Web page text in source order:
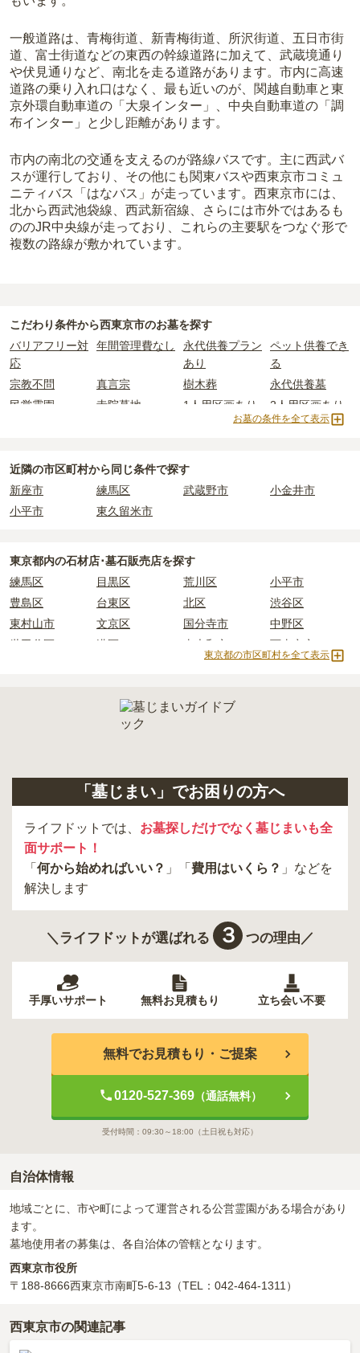
一般道路は、青梅街道、新青梅街道、所沢街道、五日市街
道、富士街道などの東西の幹線道路に加えて、武蔵境通り
や伏見通りなど、南北を走る道路があります。市内に高速
道路の乗り入れ口はなく、最も近いのが、関越自動車と東
京外環自動車道の「大泉インター」、中央自動車道の「調
布インター」と少し距離があります。
市内の南北の交通を支えるのが路線バスです。主に西武バ
スが運行しており、その他にも関東バスや西東京市コミュ
ニティバス「はなバス」が走っています。西東京市には、
北から西武池袋線、西武新宿線、さらには市外ではあるも
ののJR中央線が走っており、これらの主要駅をつなぐ形で
複数の路線が敷かれています。
こだわり条件から西東京市のお墓を探す
バリアフリー対
応
年間管理費なし
永代供養プラン
あり
ペット供養でき
る
宗教不問
真言宗 樹木葬
永代供養墓
民営霊園
寺院墓地 1人用区画あり 2人用区画あり
お墓の条件を全て表示
近隣の市区町村から同じ条件で探す
新座市
練馬区 武蔵野市
小金井市
小平市
東久留米市
東京都内の石材店･墓石販売店を探す
練馬区
目黒区 荒川区
小平市
豊島区
台東区 北区
渋谷区
東村山市
文京区 国分寺市
中野区
世田谷区
港区 東大和市
西東京市
町田市 府中市
昭島市
葛飾区 墨田区
杉並区
東京都の市区町村を全て表示
「墓じまい」でお困りの方へ
ライフドットでは、 お墓探しだけでなく墓じまいも全
面サポート！
「 何から始めればいい？ 」「 費用はいくら？ 」などを
解決します
＼ライフドットが選ばれる ３ つの理由／
手厚いサポート 無料お見積もり 立ち会い不要
無料でお見積もり・ご提案
0120-527-369（通話無料）
受付時間： 09:30～18:00 （土日祝も対応）
自治体情報
地域ごとに、市や町によって運営される公営霊園がある場合があり
ます。
墓地使用者の募集は、各自治体の管轄となります。
西東京市役所
〒188-8666西東京市南町5-6-13 （TEL：042-464-1311）
西東京市の関連記事